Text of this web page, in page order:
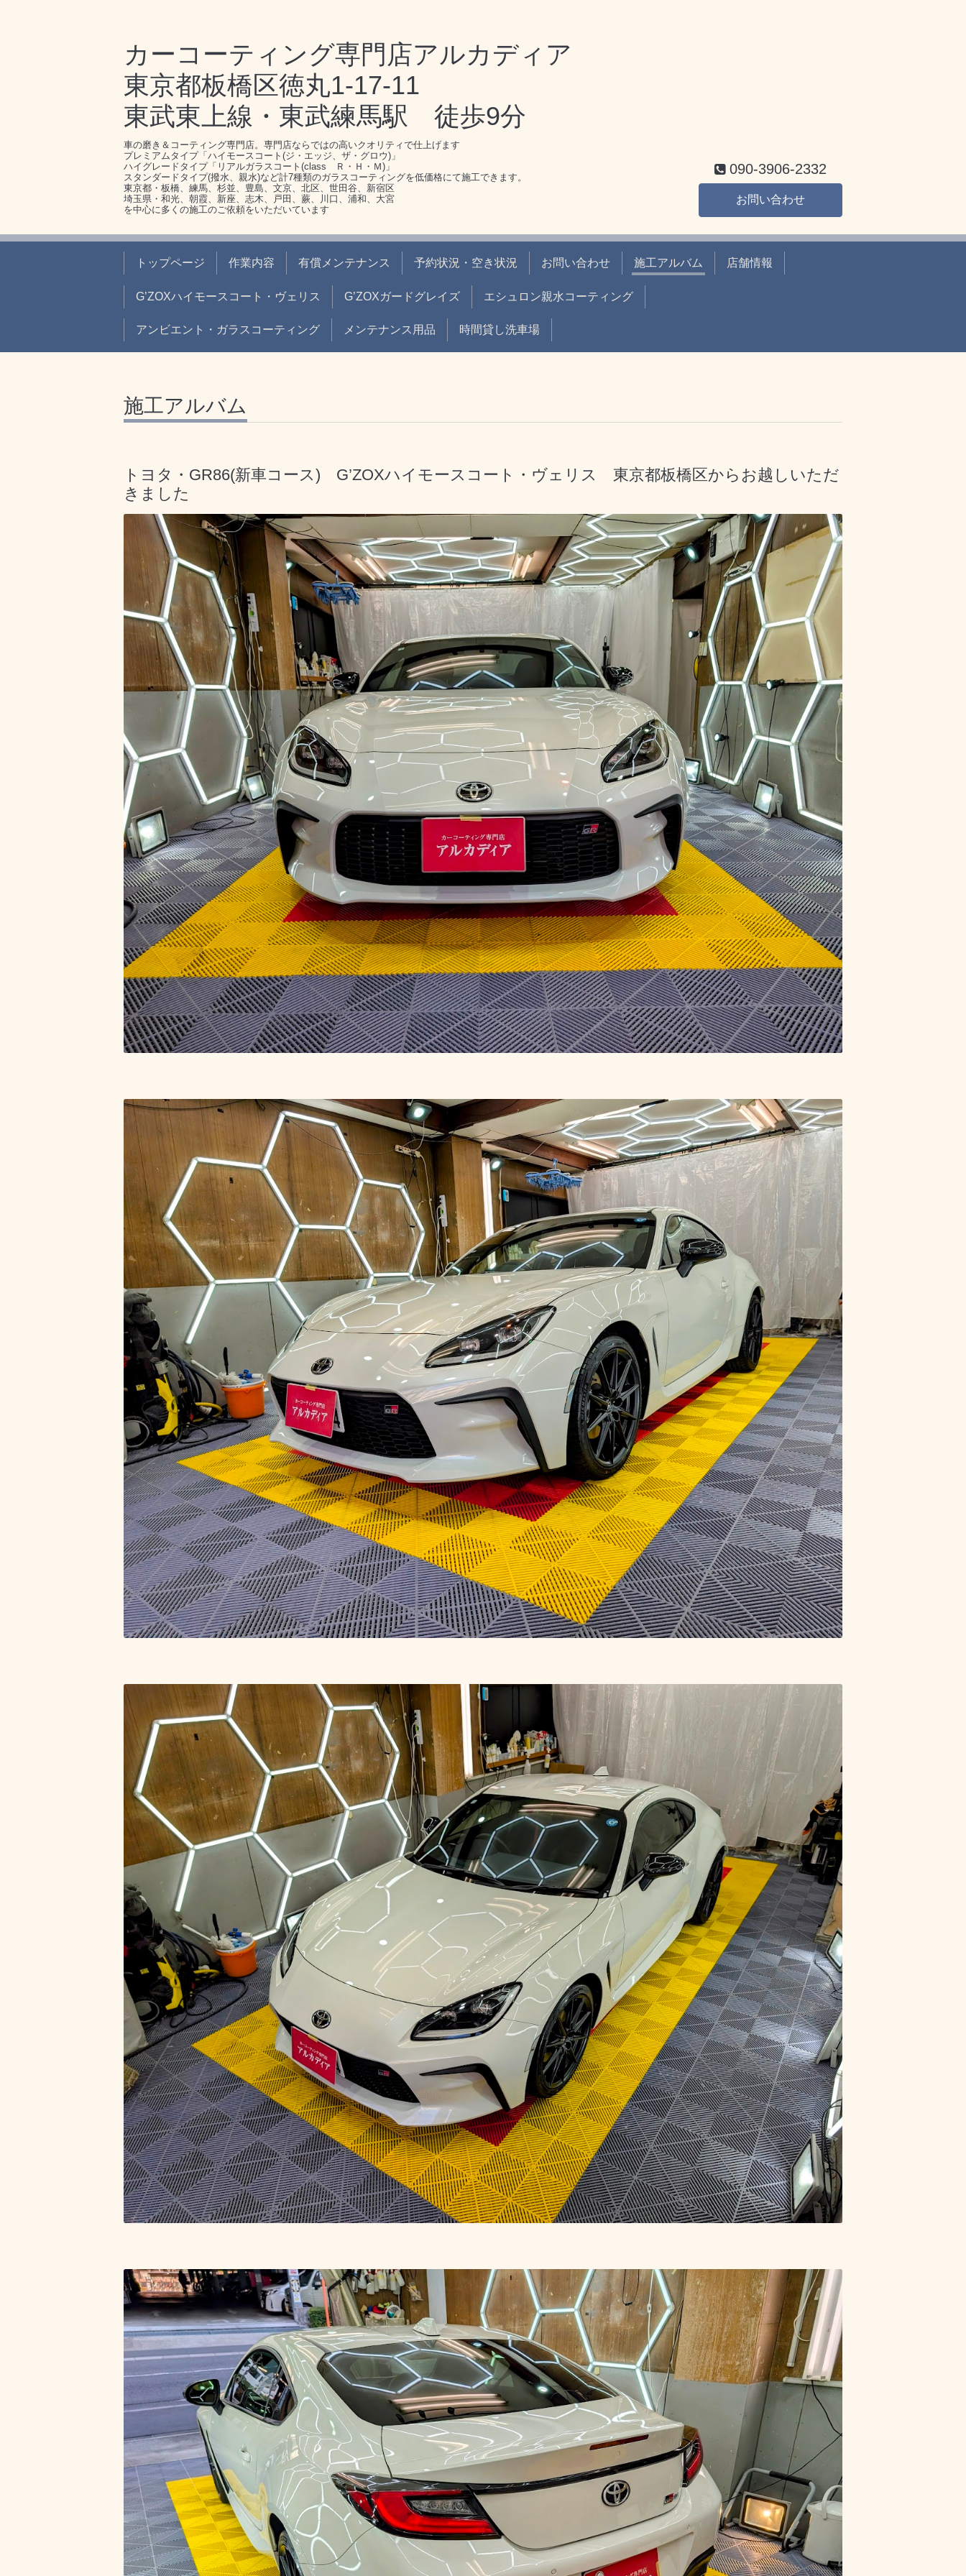
カーコーティング専門店アルカディア
東京都板橋区徳丸1-17-11
東武東上線・東武練馬駅 徒歩9分
車の磨き＆コーティング専門店。専門店ならではの高いクオリティで仕上げます
プレミアムタイプ「ハイモースコート(ジ・エッジ、ザ・グロウ)」
ハイグレードタイプ「リアルガラスコート(class Ｒ・Ｈ・Ｍ)」
スタンダードタイプ(撥水、親水)など計7種類のガラスコーティングを低価格にて施工できます。
東京都・板橋、練馬、杉並、豊島、文京、北区、世田谷、新宿区
埼玉県・和光、朝霞、新座、志木、戸田、蕨、川口、浦和、大宮
を中心に多くの施工のご依頼をいただいています
090-3906-2332
お問い合わせ
トップページ 作業内容 有償メンテナンス 予約状況・空き状況 お問い合わせ 施工アルバム 店舗情報
G’ZOXハイモースコート・ヴェリス G’ZOXガードグレイズ エシュロン親水コーティング
アンビエント・ガラスコーティング メンテナンス用品 時間貸し洗車場
施工アルバム
トヨタ・GR86(新車コース) G’ZOXハイモースコート・ヴェリス 東京都板橋区からお越しいただ
きました